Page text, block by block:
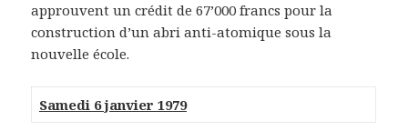
approuvent un crédit de 67’000 francs pour la
construction d’un abri anti-atomique sous la
nouvelle école.
Samedi 6 janvier 1979